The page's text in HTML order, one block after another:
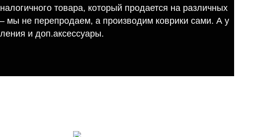
товара, который продается на различных
мы не перепродаем, а производим коврики сами. А у
и доп.аксессуары.